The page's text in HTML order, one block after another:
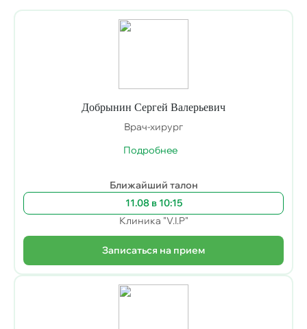
Добрынин Сергей Валерьевич
Врач-хирург
Подробнее
Ближайший талон
11.08 в 10:15
Клиника "V.I.P"
Записаться на прием